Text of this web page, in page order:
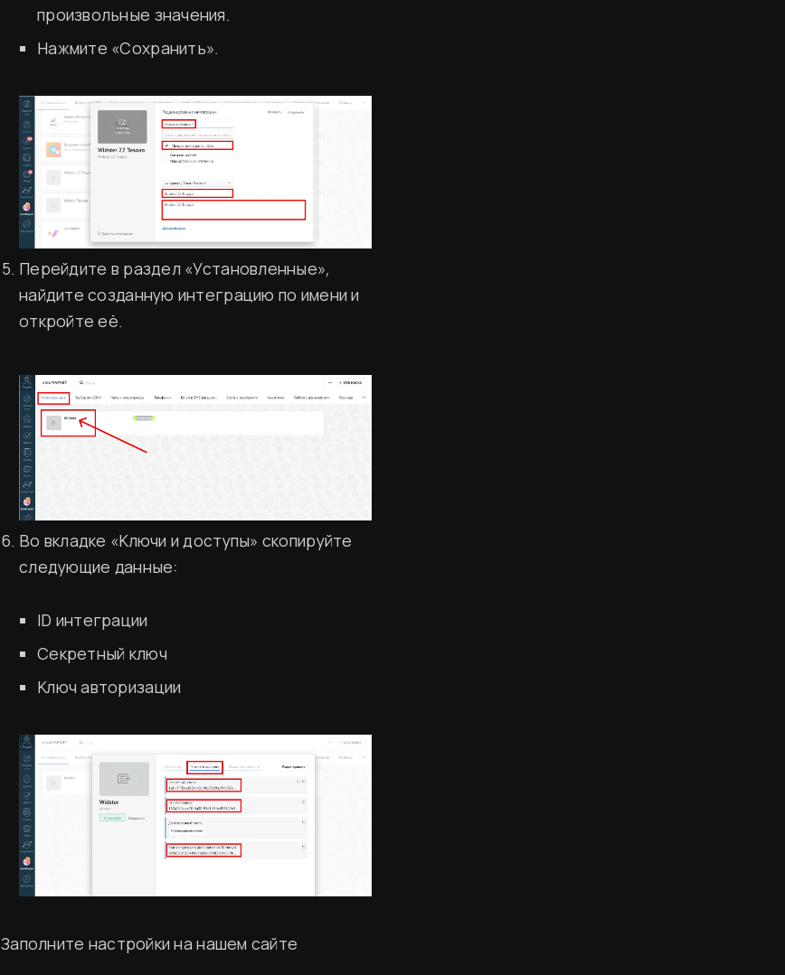
произвольные значения.
Нажмите «Сохранить».
Перейдите в раздел «Установленные»,
найдите созданную интеграцию по имени и
откройте её.
Во вкладке «Ключи и доступы» скопируйте
следующие данные:
ID интеграции
Секретный ключ
Ключ авторизации
Заполните настройки на нашем сайте